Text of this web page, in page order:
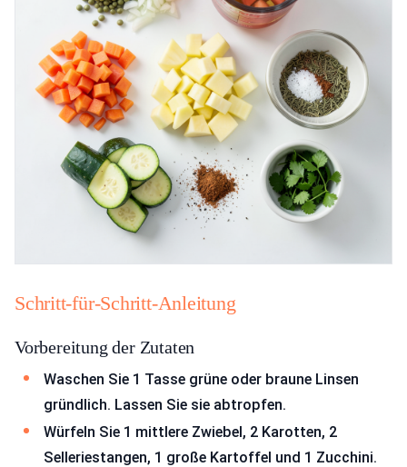
Schritt-für-Schritt-Anleitung
Vorbereitung der Zutaten
Waschen Sie 1 Tasse grüne oder braune Linsen
gründlich. Lassen Sie sie abtropfen.
Würfeln Sie 1 mittlere Zwiebel, 2 Karotten, 2
Selleriestangen, 1 große Kartoffel und 1 Zucchini.